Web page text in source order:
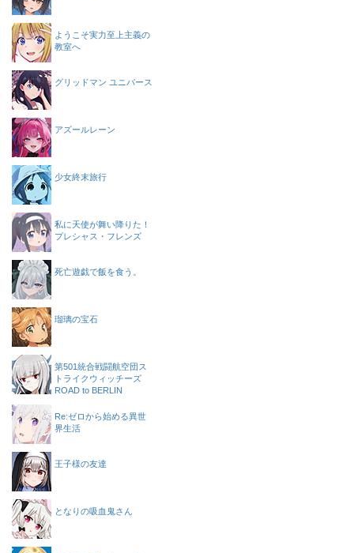
ようこそ実力至上主義の
教室へ
グリッドマン ユニバース
アズールレーン
少女終末旅行
私に天使が舞い降りた！
プレシャス・フレンズ
死亡遊戯で飯を食う。
瑠璃の宝石
第501統合戦闘航空団ス
トライクウィッチーズ
ROAD to BERLIN
Re:ゼロから始める異世
界生活
王子様の友達
となりの吸血鬼さん